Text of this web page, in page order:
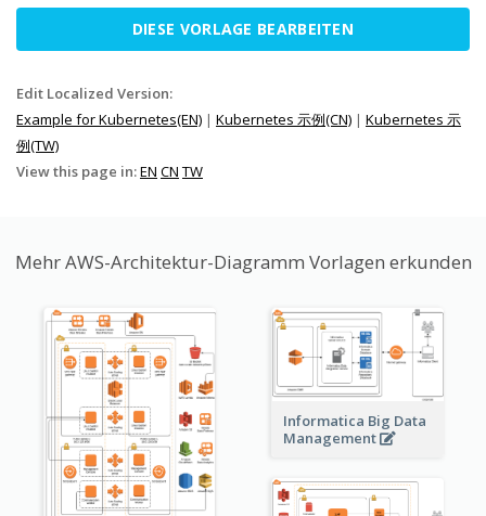
DIESE VORLAGE BEARBEITEN
Edit Localized Version:
Example for Kubernetes(EN) | Kubernetes 示例(CN) | Kubernetes 示
例(TW)
View this page in:EN CN TW
Mehr AWS-Architektur-Diagramm Vorlagen erkunden
Informatica Big Data
Management